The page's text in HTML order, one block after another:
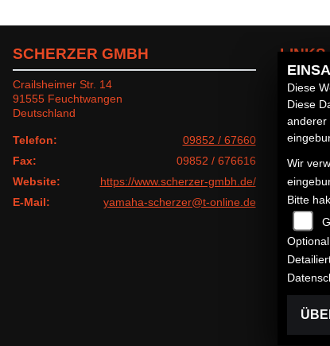
SCHERZER GMBH
Crailsheimer Str. 14
91555 Feuchtwangen
Deutschland
Telefon:
09852 / 67660
Fax:
09852 / 676616
Website:
https://www.scherzer-gmbh.de/
E-Mail:
yamaha-scherzer@t-online.de
LINKS
Service
Diese
Diese
anderer
Wir
Bitte